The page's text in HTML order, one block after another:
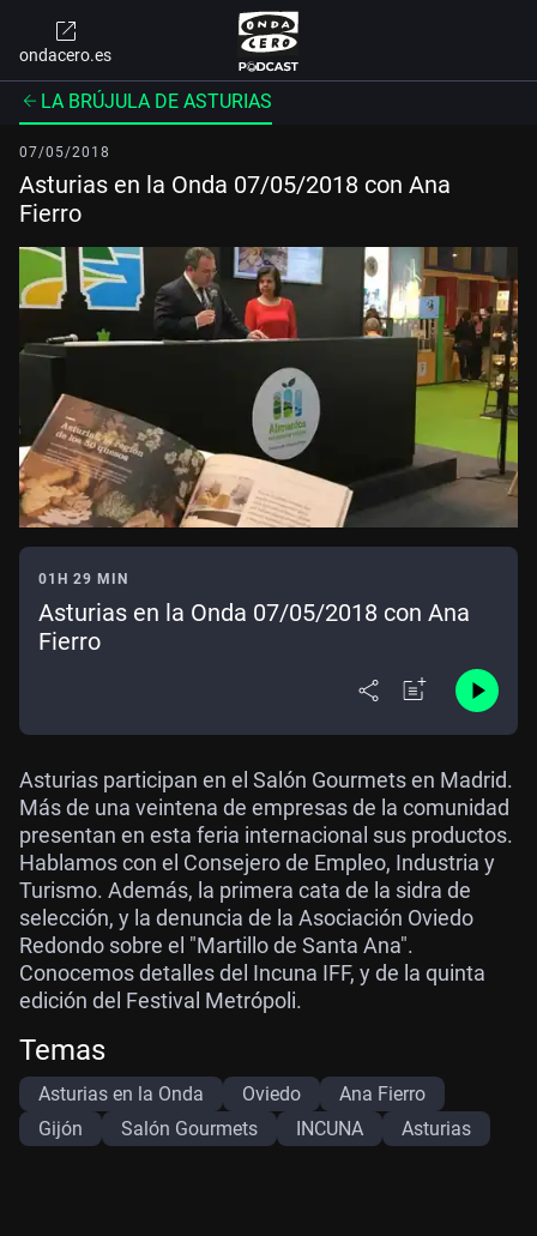
ondacero.es
LA BRÚJULA DE ASTURIAS
07/05/2018
Asturias en la Onda 07/05/2018 con Ana
Fierro
01H 29 MIN
Asturias en la Onda 07/05/2018 con Ana
Fierro
Asturias participan en el Salón Gourmets en Madrid.
Más de una veintena de empresas de la comunidad
presentan en esta feria internacional sus productos.
Hablamos con el Consejero de Empleo, Industria y
Turismo. Además, la primera cata de la sidra de
selección, y la denuncia de la Asociación Oviedo
Redondo sobre el "Martillo de Santa Ana".
Conocemos detalles del Incuna IFF, y de la quinta
edición del Festival Metrópoli.
Temas
Asturias en la Onda Oviedo
Ana Fierro
Gijón
Salón Gourmets INCUNA Asturias